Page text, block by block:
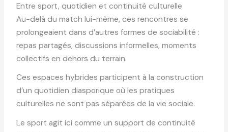
Entre sport, quotidien et continuité culturelle
Au-delà du match lui-même, ces rencontres se
prolongeaient dans d’autres formes de sociabilité :
repas partagés, discussions informelles, moments
collectifs en dehors du terrain.
Ces espaces hybrides participent à la construction
d’un quotidien diasporique où les pratiques
culturelles ne sont pas séparées de la vie sociale.
Le sport agit ici comme un support de continuité